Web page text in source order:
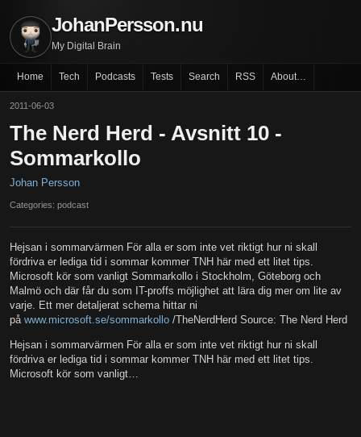
JohanPersson.nu
My Digital Brain
Home Tech Podcasts Tests Search RSS About…
2011-06-03
The Nerd Herd - Avsnitt 10 -
Sommarkollo
Johan Persson
Categories: podcast
Hejsan i sommarvärmen För alla er som inte vet riktigt hur ni skall
fördriva er lediga tid i sommar kommer TNH här med ett litet tips.
Microsoft kör som vanligt Sommarkollo i Stockholm, Göteborg och
Malmö och där får du som IT-proffs möjlighet att lära dig mer om lite av
varje. Ett mer detaljerat schema hittar ni
på www.microsoft.se/sommarkollo /TheNerdHerd Source: The Nerd Herd
Hejsan i sommarvärmen För alla er som inte vet riktigt hur ni skall
fördriva er lediga tid i sommar kommer TNH här med ett litet tips.
Microsoft kör som vanligt…